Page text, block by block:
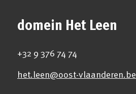
domein Het Leen
+32 9 376 74 74
het.leen@oost-vlaanderen.be